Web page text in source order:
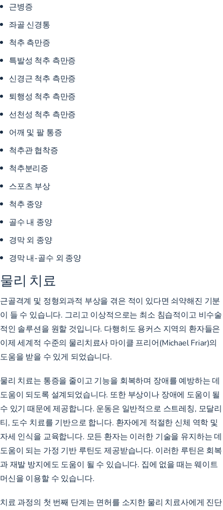
근병증
좌골 신경통
척추 측만증
특발성 척추 측만증
신경근 척추 측만증
퇴행성 척추 측만증
선천성 척추 측만증
어깨 및 팔 통증
척추관 협착증
척추분리증
스포츠 부상
척추 종양
골수 내 종양
경막 외 종양
경막 내-골수 외 종양
물리 치료
근골격계 및 정형외과적 부상을 겪은 적이 있다면 쇠약해진 기분
이 들 수 있습니다. 그리고 이상적으로는 최소 침습적이고 비수술
적인 솔루션을 원할 것입니다. 다행히도 용커스 지역의 환자들은
이제 세계적 수준의 물리치료사 마이클 프리어(Michael Friar)의
도움을 받을 수 있게 되었습니다.
물리 치료는 통증을 줄이고 기능을 회복하며 장애를 예방하는 데
도움이 되도록 설계되었습니다. 또한 부상이나 장애에 도움이 될
수 있기 때문에 제공합니다. 운동은 일반적으로 스트레칭, 모달리
티, 도수 치료를 기반으로 합니다. 환자에게 적절한 신체 역학 및
자세 인식을 교육합니다. 모든 환자는 이러한 기술을 유지하는 데
도움이 되는 가정 기반 루틴도 제공받습니다. 이러한 루틴은 회복
과 재발 방지에도 도움이 될 수 있습니다. 집에 없을 때는 웨이트
머신을 이용할 수 있습니다.
치료 과정의 첫 번째 단계는 면허를 소지한 물리 치료사에게 진단